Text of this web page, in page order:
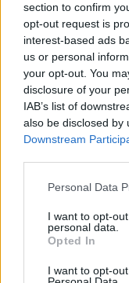
section to confirm
opt-out request is
interest-based ads
us or personal
your opt-out. You
disclosure of your
IAB’s list of
also be disclosed by
Downstream
Personal Data
I want to opt-
personal data.
Opted In
I want to opt-